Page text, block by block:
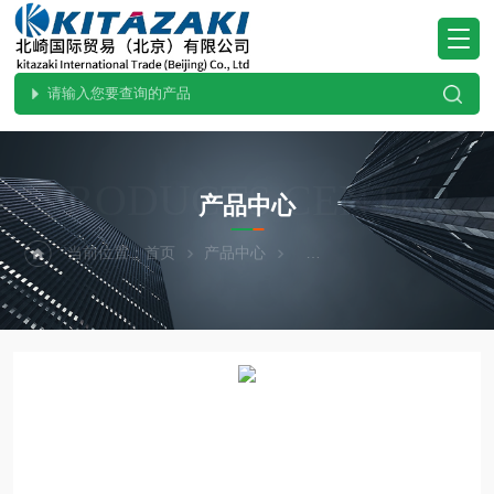
PRODUCTS CENTER
产品中心
当前位置：首页 产品中心 热卖！YAZAWA矢泽科学